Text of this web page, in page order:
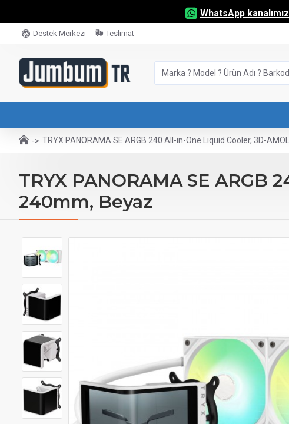
WhatsApp
Destek Merkezi Teslimat
TRYX PANORAMA SE ARGB 240 All-in-One Liquid Cooler, 3D-
TRYX PANORAMA SE ARGB
240mm, Beyaz